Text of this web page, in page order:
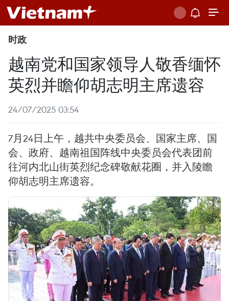
时政
越南党和国家领导人敬香缅怀
英烈并瞻仰胡志明主席遗容
24/07/2025 03:54
7月24日上午，越共中央委员会、国家主席、国
会、政府、越南祖国阵线中央委员会代表团前
往河内北山街英烈纪念碑敬献花圈，并入陵瞻
仰胡志明主席遗容。